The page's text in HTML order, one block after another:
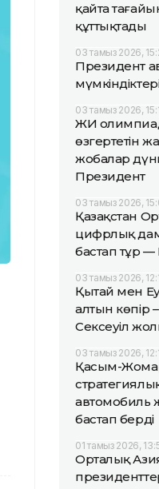
қайта
құттықтады
03 тамыз 2026,
Президент
03 тамыз 2026,
ЖИ
өзгертетін
жобалар
Президент
03 тамыз 2026,
Қазақстан
цифрлық
бастап тұр
03 тамыз 2026,
Қытай мен
алтын көпір
Сексеуіл
03 тамыз 2026,
Қасым-
бастап берді
01 тамыз 2026,
Орталық